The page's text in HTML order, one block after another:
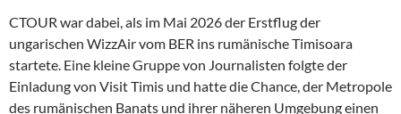
CTOUR war dabei, als im Mai 2026 der Erstflug der
ungarischen WizzAir vom BER ins rumänische Timisoara
startete. Eine kleine Gruppe von Journalisten folgte der
Einladung von Visit Timis und hatte die Chance, der Metropole
des rumänischen Banats und ihrer näheren Umgebung einen